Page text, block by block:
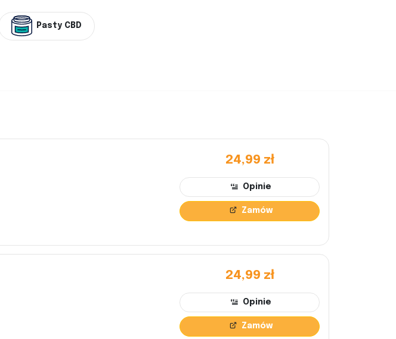
Pasty CBD
24,99 zł
Opinie
Zamów
24,99 zł
Opinie
Zamów